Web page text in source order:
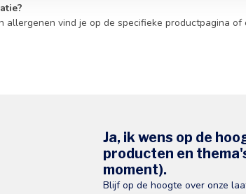
vind je op de specifieke productpagina of
Ja, ik wens op de
producten en
moment).
Blijf op de hoogte over onze